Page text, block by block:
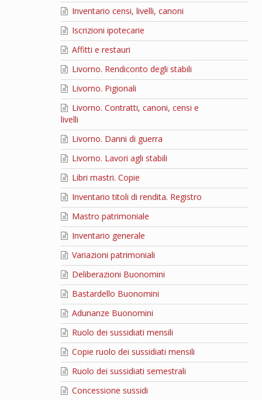
Inventario censi, livelli, canoni
Iscrizioni ipotecarie
Affitti e restauri
Livorno. Rendiconto degli stabili
Livorno. Pigionali
Livorno. Contratti, canoni, censi e
livelli
Livorno. Danni di guerra
Livorno. Lavori agli stabili
Libri mastri. Copie
Inventario titoli di rendita. Registro
Mastro patrimoniale
Inventario generale
Variazioni patrimoniali
Deliberazioni Buonomini
Bastardello Buonomini
Adunanze Buonomini
Ruolo dei sussidiati mensili
Copie ruolo dei sussidiati mensili
Ruolo dei sussidiati semestrali
Concessione sussidi